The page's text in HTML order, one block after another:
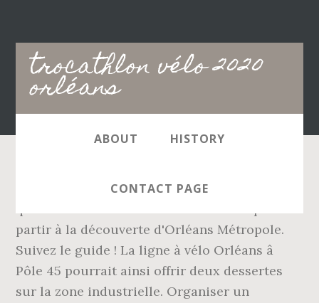
trocathlon vélo 2020
orléans
Main
navigation
ABOUT HISTORY
CONTACT PAGE
... 16 juillet 2020 à 13:40. On vous explique ce
partir à la découverte d'Orléans Métropole.
Suivez le guide ! La ligne à vélo Orléans â
Pôle 45 pourrait ainsi offrir deux dessertes
sur la zone industrielle. Organiser un